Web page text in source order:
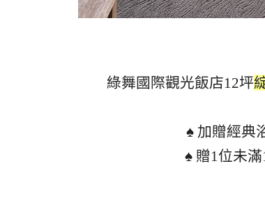
綠舞國際觀光飯店12坪
♠ 加贈經典
♠ 贈1位未